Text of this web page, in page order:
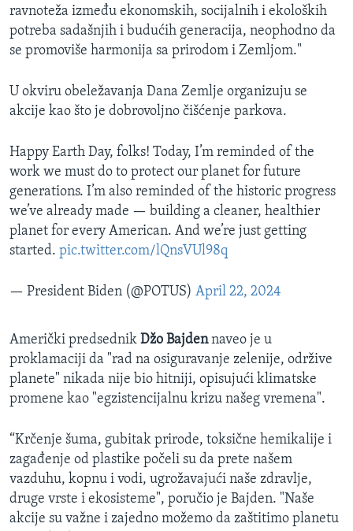
ravnoteža između ekonomskih, socijalnih i ekoloških
potreba sadašnjih i budućih generacija, neophodno da
se promoviše harmonija sa prirodom i Zemljom."
U okviru obeležavanja Dana Zemlje organizuju se
akcije kao što je dobrovoljno čišćenje parkova.
Happy Earth Day, folks! Today, I’m reminded of the
work we must do to protect our planet for future
generations. I’m also reminded of the historic progress
we’ve already made — building a cleaner, healthier
planet for every American. And we’re just getting
started. pic.twitter.com/lQnsVUl98q
— President Biden (@POTUS) April 22, 2024
Američki predsednik Džo Bajdennaveo je u
proklamaciji da "rad na osiguravanje zelenije, održive
planete" nikada nije bio hitniji, opisujući klimatske
promene kao "egzistencijalnu krizu našeg vremena".
“Krčenje šuma, gubitak prirode, toksične hemikalije i
zagađenje od plastike počeli su da prete našem
vazduhu, kopnu i vodi, ugrožavajući naše zdravlje,
druge vrste i ekosisteme", poručio je Bajden. "Naše
akcije su važne i zajedno možemo da zaštitimo planetu